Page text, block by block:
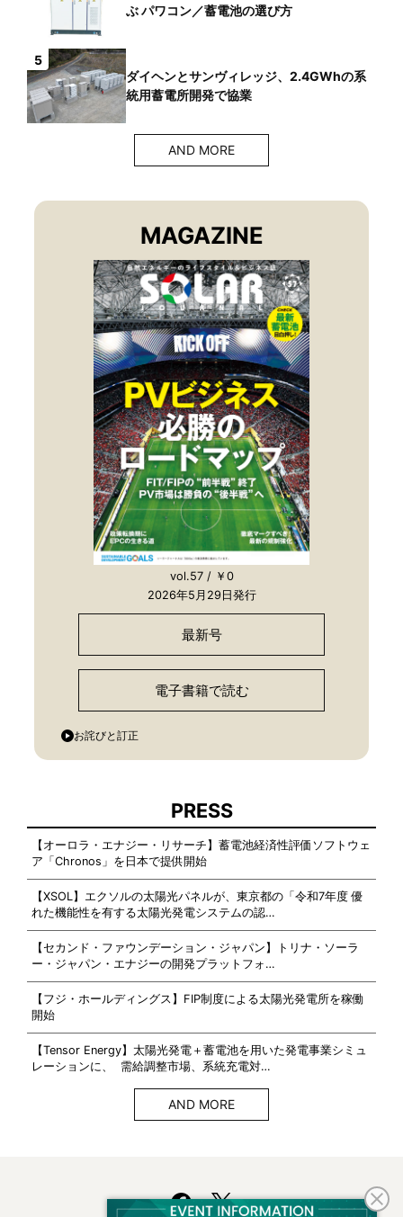
ぶ パワコン／蓄電池の選び方
5
ダイヘンとサンヴィレッジ、2.4GWhの系
統用蓄電所開発で協業
AND MORE
MAGAZINE
vol.57 / ￥0
2026年5月29日発行
最新号
電子書籍で読む
お詫びと訂正
PRESS
【オーロラ・エナジー・リサーチ】蓄電池経済性評価ソフトウェ
ア「Chronos」を日本で提供開始
【XSOL】エクソルの太陽光パネルが、東京都の「令和7年度 優
れた機能性を有する太陽光発電システムの認…
【セカンド・ファウンデーション・ジャパン】トリナ・ソーラ
ー・ジャパン・エナジーの開発プラットフォ…
【フジ・ホールディングス】FIP制度による太陽光発電所を稼働
開始
【Tensor Energy】太陽光発電＋蓄電池を用いた発電事業シミュ
レーションに、 需給調整市場、系統充電対…
AND MORE